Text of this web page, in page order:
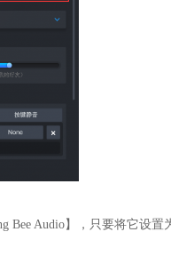
Bee Audio】，只要将它设置